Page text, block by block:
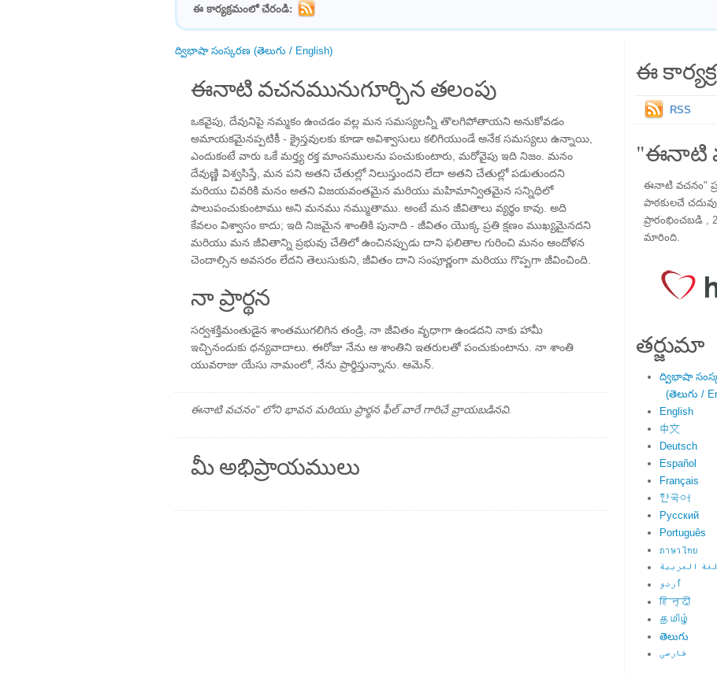
ఈ కార్యక్రమంలో చేరండి:
ద్విభాషా సంస్కరణ (తెలుగు / English)
ఈనాటి వచనమునుగూర్చిన తలంపు
ఒకవైపు, దేవునిపై నమ్మకం ఉంచడం వల్ల మన సమస్యలన్నీ తొలగిపోతాయని అనుకోవడం
అమాయకమైనప్పటికీ - క్రైస్తవులకు కూడా అవిశ్వాసులు కలిగియుండే అనేక సమస్యలు ఉన్నాయి,
ఎందుకంటే వారు ఒకే మర్త్య రక్త మాంసములను పంచుకుంటారు, మరోవైపు ఇది నిజం. మనం
దేవుణ్ణి విశ్వసిస్తే, మన పని అతని చేతుల్లో నిలుస్తుందని లేదా అతని చేతుల్లో పడుతుందని
మరియు చివరికి మనం అతని విజయవంతమైన మరియు మహిమాన్వితమైన సన్నిధిలో
పాలుపంచుకుంటాము అని మనము నమ్ముతాము. అంటే మన జీవితాలు వ్యర్థం కావు. అది
కేవలం విశ్వాసం కాదు; ఇది నిజమైన శాంతికి పునాది - జీవితం యొక్క ప్రతి క్షణం ముఖ్యమైనదని
మరియు మన జీవితాన్ని ప్రభువు చేతిలో ఉంచినప్పుడు దాని ఫలితాల గురించి మనం ఆందోళన
చెందాల్సిన అవసరం లేదని తెలుసుకుని, జీవితం దాని సంపూర్ణంగా మరియు గొప్పగా జీవించింది.
నా ప్రార్థన
సర్వశక్తిమంతుడైన శాంతముగలిగిన తండ్రి, నా జీవితం వృధాగా ఉండదని నాకు హామీ
ఇచ్చినందుకు ధన్యవాదాలు. ఈరోజు నేను ఆ శాంతిని ఇతరులతో పంచుకుంటాను. నా శాంతి
యువరాజు యేసు నామంలో, నేను ప్రార్థిస్తున్నాను. ఆమెన్.
ఈనాటి వచనం" లోని భావన మరియు ప్రార్థన ఫీల్ వారే గారిచే వ్రాయబడినవి.
మీ అభిప్రాయములు
ఈ
RSS
"ఈనాటి
ఈనాటి వచనం"
పాఠకులచే
ప్రారంభించబడి ,
మారింది.
తర్జుమా
ద్విభాషా
(తెలుగు /
English
中文
Deutsch
Español
Français
한국어
Русский
Português
ภาษาไทย
العربية
اُردو
हिन्दी
தமிழ்
తెలుగు
فارسی